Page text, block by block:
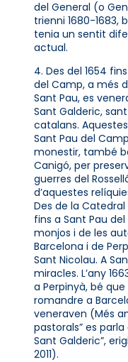
del General (o
trienni 1680-1683,
tenia un sentit
actual.
4. Des del 1654
del Camp, a més
Sant Pau, es
Sant Galderic,
catalans.
Sant Pau del
monestir, també
Canigó, per
guerres del
d’aquestes
Des de la
fins a Sant Pau
monjos i de les
Barcelona i de
Sant Nicolau. A
miracles. L’any
a Perpinyà, bé
romandre a
veneraven (Més
pastorals” es
Sant Galderic”,
2011).